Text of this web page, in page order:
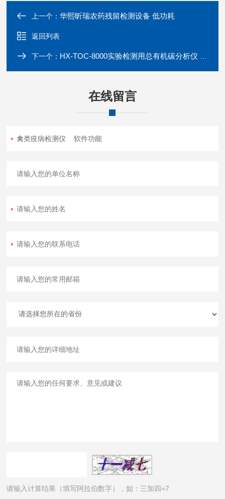
上一个：华熙昕瑞农药残留检测设备 低功耗
返回列表
下一个： HX-TOC-8000实验检测用总有机碳分析仪 TOC测定仪
在线留言
请输入计算结果（填写阿拉伯数字），如：三加四=7